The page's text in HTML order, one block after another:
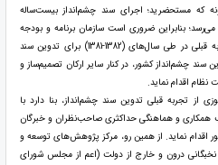
که مستحضرید؛ اجرای سند چشم‌انداز بیست‌ساله
ایران، در سال 1404 به پایان می‌رسد؛ بنابراین ضروری است سازمان برنامه و بودجه
کشور به استناد مبانی قانونی و همچنین تجربه قبلی در طی سال‌های (1382-1381) برای تدوین سند
سند چشم‌انداز کشور، در کنار سایر ارکان تصمیم‌ساز و
اقدام نماید.
از تجربه قبلی تدوین سند چشم‌انداز، بنا دارد با
همکاری و هماهنگی حداکثری صاحب‌نظران و خبرگان
اقدام نماید. از همین رو، مرکز پژوهش‌های توسعه و
نخبگانی درون و خارج از دولت (اعم از مجلس شورای